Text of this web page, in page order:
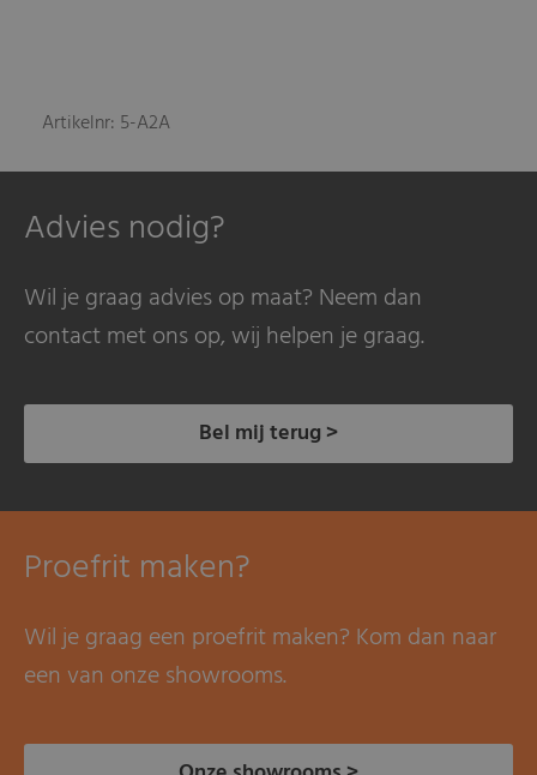
Artikelnr: 5-A2A
Advies nodig?
Wil je graag advies op maat? Neem dan
contact met ons op, wij helpen je graag.
Bel mij terug >
Proefrit maken?
Wil je graag een proefrit maken? Kom dan naar
een van onze showrooms.